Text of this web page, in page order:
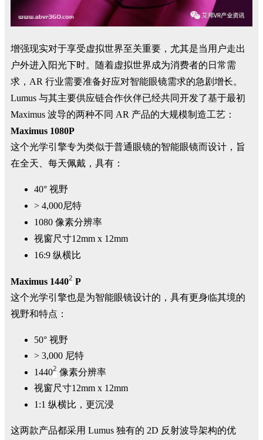
增强现实对于享受虚拟世界至关重要，尤其是当用户走出
户外进入阳光下时。随着虚拟世界成为消费者的日常需
求，AR 行业需要准备好应对智能眼镜需求的急剧增长。
Lumus 与其主要供应链合作伙伴已经共同开发了基于最初
Maximus 波导的两种不同 AR 产品的大规模制造工艺：
Maximus 1080P
这个光学引擎专为类似于普通眼镜的智能眼镜而设计，旨
在全天、每天佩戴，具有：
40° 视野
> 4,000尼特
1080 像素分辨率
视窗尺寸12mm x 12mm
16:9 纵横比
Maximus 14402 P
这个光学引擎也是为智能眼镜设计的，具有更身临其境的
视野和特点：
50° 视野
> 3,000 尼特
14402 像素分辨率
视窗尺寸12mm x 12mm
1:1 纵横比，更沉浸
这两款产品都采用 Lumus 独有的 2D 反射波导架构的优